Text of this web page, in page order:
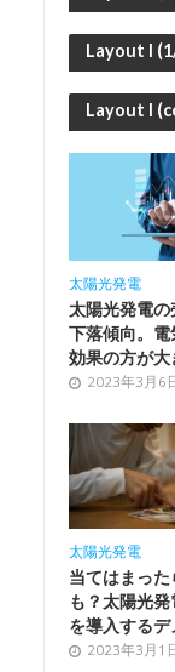
Layout I
Layout I
太陽光発電
太陽光発電の
下落傾向。電
効果の方が大
2023年3月6
太陽光発電
当てはまった
も？太陽光
を導入するデ
2023年3月1